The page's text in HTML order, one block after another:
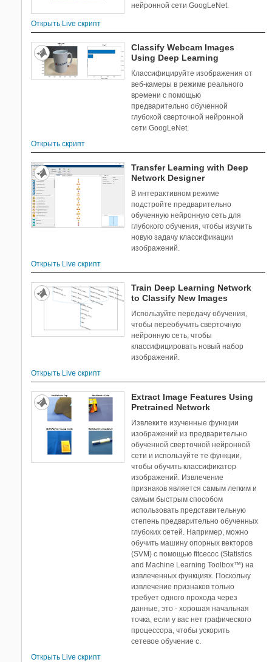
нейронной сети GoogLeNet.
Открыть Live скрипт
Classify Webcam Images
Using Deep Learning
Классифицируйте изображения от
веб-камеры в режиме реального
времени с помощью
предварительно обученной
глубокой сверточной нейронной
сети GoogLeNet.
Открыть скрипт
Transfer Learning with Deep
Network Designer
В интерактивном режиме
подстройте предварительно
обученную нейронную сеть для
глубокого обучения, чтобы изучить
новую задачу классификации
изображений.
Открыть Live скрипт
Train Deep Learning Network
to Classify New Images
Используйте передачу обучения,
чтобы переобучить сверточную
нейронную сеть, чтобы
классифицировать новый набор
изображений.
Открыть Live скрипт
Extract Image Features Using
Pretrained Network
Извлеките изученные функции
изображений из предварительно
обученной сверточной нейронной
сети и используйте те функции,
чтобы обучить классификатор
изображений. Извлечение
признаков является самым легким и
самым быстрым способом
использовать представительную
степень предварительно обученных
глубоких сетей. Например, можно
обучить машину опорных векторов
(SVM) с помощью fitcecoc (Statistics
and Machine Learning Toolbox™) на
извлеченных функциях. Поскольку
извлечение признаков только
требует одного прохода через
данные, это - хорошая начальная
точка, если у вас нет графического
процессора, чтобы ускорить
сетевое обучение с.
Открыть Live скрипт